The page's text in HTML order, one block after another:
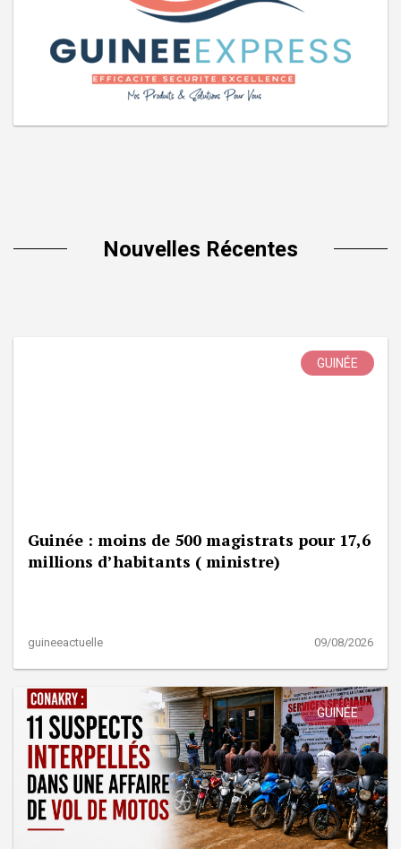
Nouvelles Récentes
GUINÉE
Guinée : moins de 500 magistrats pour 17,6
millions d’habitants ( ministre)
guineeactuelle 09/08/2026
GUINÉE